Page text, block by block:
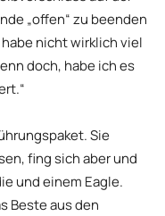
„offen“ zu beenden
nicht wirklich viel
doch, habe ich es
Sie
fing sich aber und
und einem Eagle.
Beste aus den